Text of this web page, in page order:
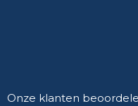
Onze klanten